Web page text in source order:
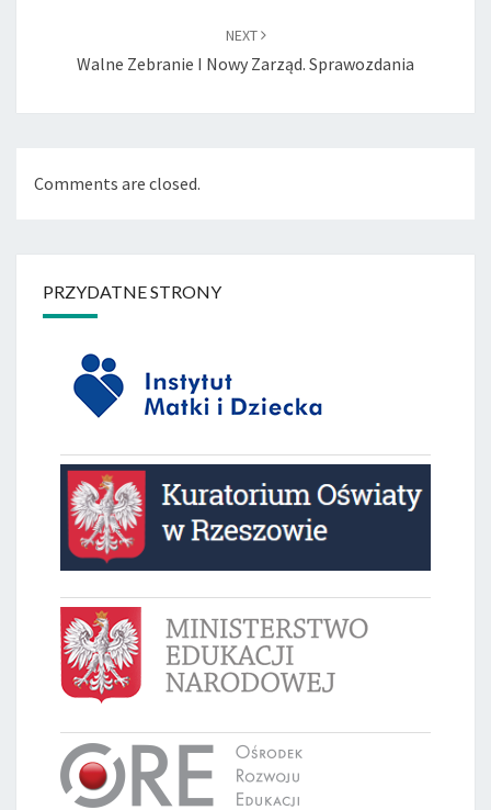
NEXT
Walne Zebranie I Nowy Zarząd. Sprawozdania
Comments are closed.
PRZYDATNE STRONY